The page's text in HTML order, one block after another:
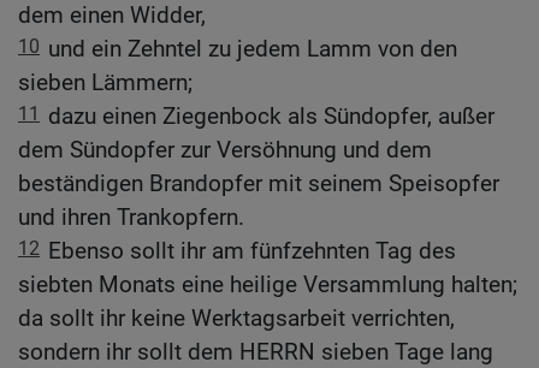
dem einen Widder,
10 und ein Zehntel zu jedem Lamm von den
sieben Lämmern;
11
dazu einen Ziegenbock als Sündopfer, außer
dem Sündopfer zur Versöhnung und dem
beständigen Brandopfer mit seinem Speisopfer
und ihren Trankopfern.
12 Ebenso sollt ihr am fünfzehnten Tag des
siebten Monats eine heilige Versammlung halten;
da sollt ihr keine Werktagsarbeit verrichten,
sondern ihr sollt dem HERRN sieben Tage lang